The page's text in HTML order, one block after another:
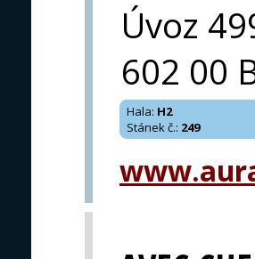
Úvoz
602 00
Hala: H2
Stánek č.: 249